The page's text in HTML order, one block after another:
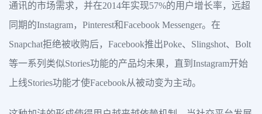
通讯的市场需求，并在2014年实现57%的用户增长率，远超
同期的Instagram，Pinterest和Facebook Messenger。在
Snapchat拒绝被收购后，Facebook推出Poke、Slingshot、Bolt
等一系列类似Stories功能的产品均未果，直到Instagram开始
上线Stories功能才使Facebook从被动变为主动。